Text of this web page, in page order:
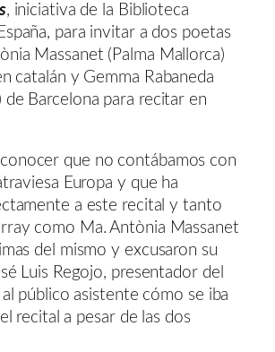
, iniciativa de la Biblioteca
para invitar a dos poetas
Massanet (Palma Mallorca)
catalán y Gemma Rabaneda
de Barcelona para recitar en
que no contábamos con
Europa y que ha
a este recital y tanto
como Ma. Antònia Massanet
del mismo y excusaron su
Luis Regojo, presentador del
público asistente cómo se iba
recital a pesar de las dos